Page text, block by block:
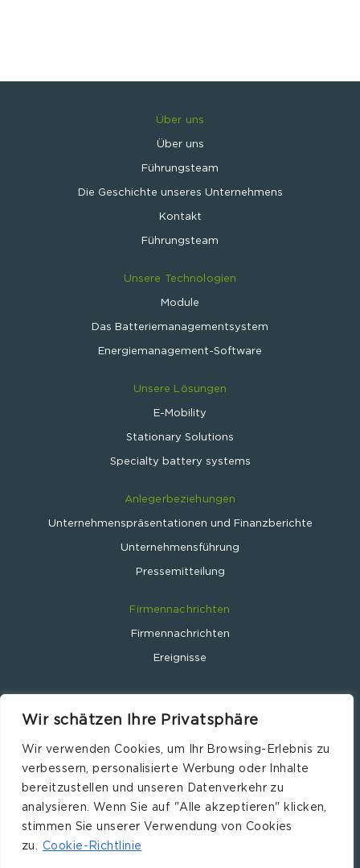
Wir schätzen Ihre Privatsphäre
Wir verwenden Cookies, um Ihr Browsing-Erlebnis zu
verbessern, personalisierte Werbung oder Inhalte
bereitzustellen und unseren Datenverkehr zu
analysieren. Wenn Sie auf "Alle akzeptieren" klicken,
stimmen Sie unserer Verwendung von Cookies
zu. Cookie-Richtlinie
Über uns
Über uns
Führungsteam
Die Geschichte unseres Unternehmens
Kontakt
Führungsteam
Unsere Technologien
Module
Das Batteriemanagementsystem
Energiemanagement-Software
Unsere Lösungen
E-Mobility
Stationary Solutions
Specialty battery systems
Anlegerbeziehungen
Unternehmenspräsentationen und Finanzberichte
Unternehmensführung
Pressemitteilung
Firmennachrichten
Firmennachrichten
Ereignisse
Leclanché SA © 2024
Impressum
Verantwortlich
Datenschutzrichtlinie